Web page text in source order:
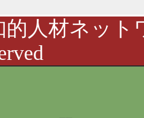
的人材ネット